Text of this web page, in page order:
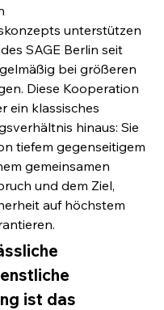
unterstützen
SAGE Berlin seit
bei größeren
Diese Kooperation
ein klassisches
hinaus: Sie
tiefem gegenseitigem
gemeinsamen
und dem Ziel,
auf höchstem
ist das